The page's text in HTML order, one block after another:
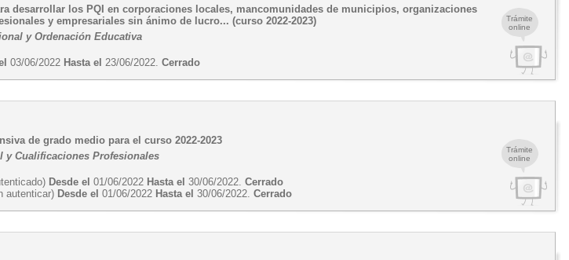
Trámite
online
desarrollar los PQI en corporaciones locales, mancomunidades de municipios, organizaciones
y empresariales sin ánimo de lucro... (curso 2022-2023)
y Ordenación Educativa
03/06/2022 Hasta el 23/06/2022.Cerrado
Trámite
online
de grado medio para el curso 2022-2023
y Cualificaciones Profesionales
Desde el 01/06/2022 Hasta el 30/06/2022.Cerrado
autenticar) Desde el 01/06/2022 Hasta el 30/06/2022.Cerrado